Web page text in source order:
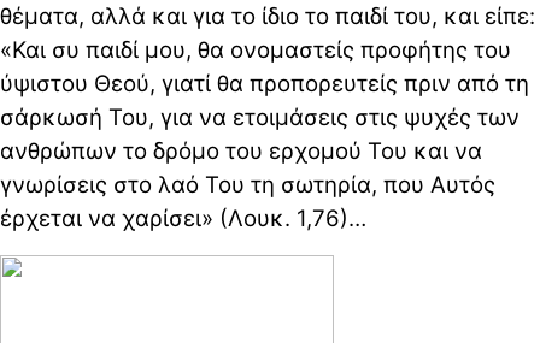
θέματα, αλλά και για το ίδιο το παιδί του, και είπε:
«Και συ παιδί μου, θα ονομαστείς προφήτης του
ύψιστου Θεού, γιατί θα προπορευτείς πριν από τη
σάρκωσή Του, για να ετοιμάσεις στις ψυχές των
ανθρώπων το δρόμο του ερχομού Του και να
γνωρίσεις στο λαό Του τη σωτηρία, που Αυτός
έρχεται να χαρίσει» (Λουκ. 1,76)…